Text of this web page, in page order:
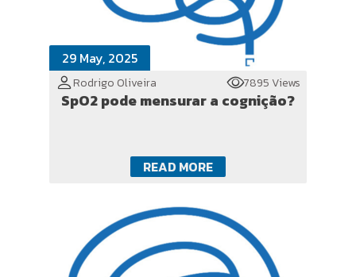
29 May, 2025
Rodrigo Oliveira 7895 Views
SpO2 pode mensurar a cognição?
READ MORE